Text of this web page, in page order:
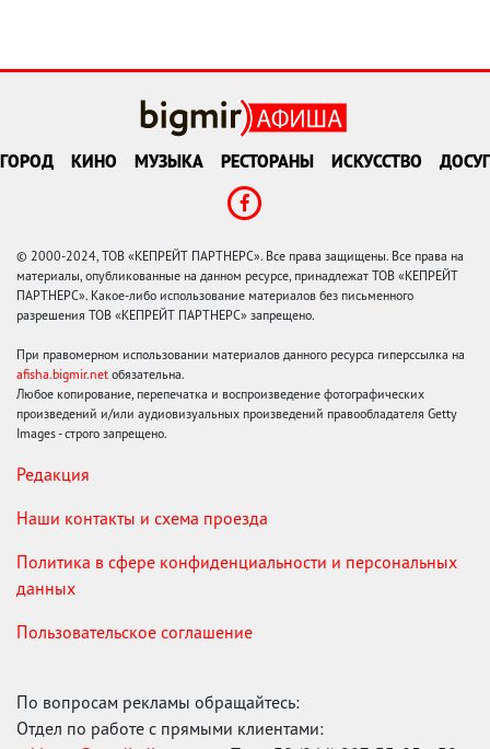
ГОРОД КИНО МУЗЫКА РЕСТОРАНЫ ИСКУССТВО ДОСУГ
© 2000-2024, ТОВ «КЕПРЕЙТ ПАРТНЕРС». Все права защищены. Все права на
материалы, опубликованные на данном ресурсе, принадлежат ТОВ «КЕПРЕЙТ
ПАРТНЕРС». Какое-либо использование материалов без письменного
разрешения ТОВ «КЕПРЕЙТ ПАРТНЕРС» запрещено.
При правомерном использовании материалов данного ресурса гиперссылка на
afisha.bigmir.net обязательна.
Любое копирование, перепечатка и воспроизведение фотографических
произведений и/или аудиовизуальных произведений правообладателя Getty
Images - строго запрещено.
Редакция
Наши контакты и схема проезда
Политика в сфере конфиденциальности и персональных
данных
Пользовательское соглашение
По вопросам рекламы обращайтесь:
Отдел по работе с прямыми клиентами: